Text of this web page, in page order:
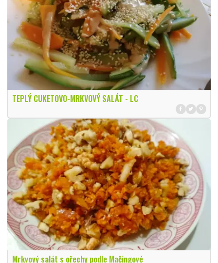
TEPLÝ CUKETOVO-MRKVOVÝ SALÁT - LC
Mrkvový salát s ořechy podle Mačingové